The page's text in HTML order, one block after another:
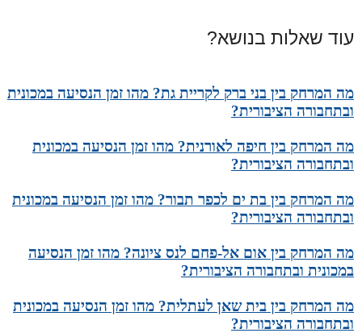
עוד שאלות בנושא?
מה המרחק בין בני ברק לקריית גת? מהו זמן הנסיעה במכונית
ובתחבורה הציבורית?
מה המרחק בין חיפה לאורנית? מהו זמן הנסיעה במכונית
ובתחבורה הציבורית?
מה המרחק בין בת ים לכפר תבור? מהו זמן הנסיעה במכונית
ובתחבורה הציבורית?
מה המרחק בין אום אל-פחם לנס ציונה? מהו זמן הנסיעה
במכונית ובתחבורה הציבורית?
מה המרחק בין בית שאן לעתלית? מהו זמן הנסיעה במכונית
ובתחבורה הציבורית?